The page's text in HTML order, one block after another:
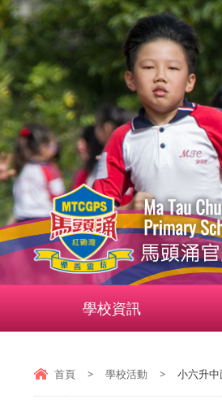
學校資訊
首頁 > 學校活動 > 小六升